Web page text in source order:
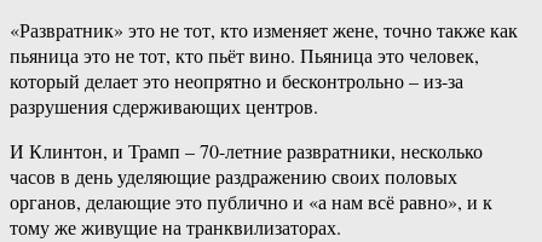
«Развратник» это не тот, кто изменяет жене, точно также как
пьяница это не тот, кто пьёт вино. Пьяница это человек,
который делает это неопрятно и бесконтрольно – из-за
разрушения сдерживающих центров.
И Клинтон, и Трамп – 70-летние развратники, несколько
часов в день уделяющие раздражению своих половых
органов, делающие это публично и «а нам всё равно», и к
тому же живущие на транквилизаторах.